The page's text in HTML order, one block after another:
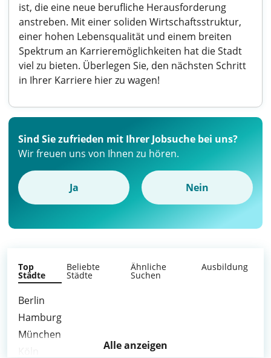
ist, die eine neue berufliche Herausforderung
anstreben. Mit einer soliden Wirtschaftsstruktur,
einer hohen Lebensqualität und einem breiten
Spektrum an Karrieremöglichkeiten hat die Stadt
viel zu bieten. Überlegen Sie, den nächsten Schritt
in Ihrer Karriere hier zu wagen!
Sind Sie zufrieden mit Ihrer Jobsuche bei uns?
Wir freuen uns von Ihnen zu hören.
Ja Nein
Top
Städte
Beliebte
Städte
Ähnliche
Suchen
Ausbildung
Berlin
Hamburg
München
Alle anzeigen